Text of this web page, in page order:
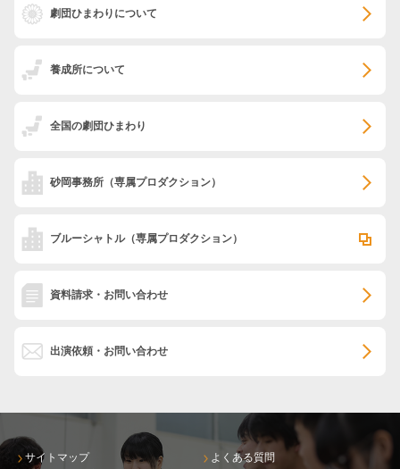
劇団ひまわりについて
養成所について
全国の劇団ひまわり
砂岡事務所 （専属プロダクション）
ブルーシャトル（専属プロダクション）
資料請求・お問い合わせ
出演依頼・お問い合わせ
サイトマップ
よくある質問